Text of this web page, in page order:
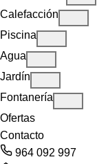
Calefacción
Piscina
Agua
Jardín
Fontanería
Ofertas
Contacto
964 092 997